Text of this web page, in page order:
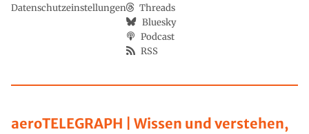
aeroTELEGRAPH | Wissen und verstehen,
Datenschutzeinstellungen
Threads
Bluesky
Podcast
RSS